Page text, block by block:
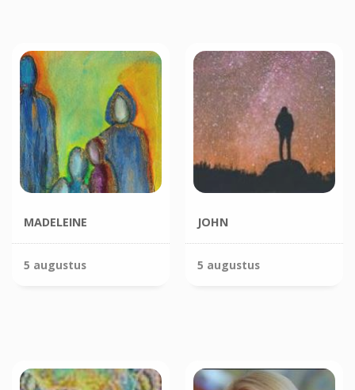
MADELEINE
5 augustus
JOHN
5 augustus